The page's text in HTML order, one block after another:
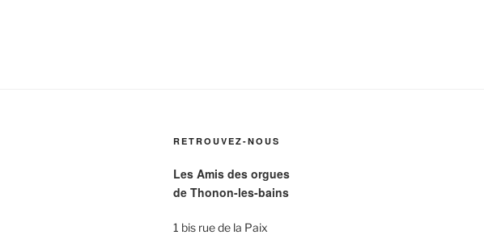
RETROUVEZ-NOUS
Les Amis des orgues
de Thonon-les-bains
1 bis rue de la Paix